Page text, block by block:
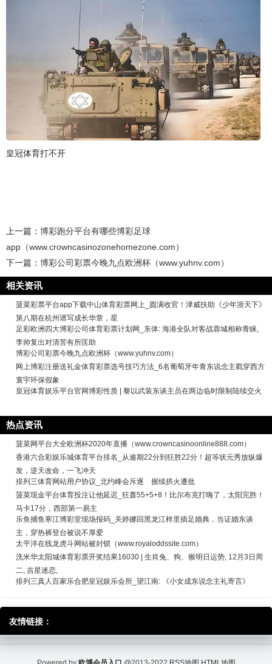
皇冠体育打不开
上一篇： 博彩跑分平台有哪些博彩足球
app（www.crowncasinozonehomezone.com）
下一篇： 博彩公司彩票今晚九点欧洲杯（www.yuhnv.com）
相关资讯
菠菜彩票平台app下载中山体育彩票网上_圆满收官！津威扶助《少年浙天下》
第八期在杭州谱写成长华章，星
足彩欧洲四大博彩公司体育彩票计划网_东体: 海港全队对客战蓉城相称青睐,
李帅复出对清苦有所匡助
博彩公司彩票今晚九点欧洲杯（www.yuhnv.com）
网上博彩注册送礼金体育彩票选号技巧方法_6名葡萄牙年青东说念主戳穿西方
寰宇环保假象
皇冠体育娱乐平台官网博彩性质 | 黎以武装东谈主员在两边临时限制陆续交火
热点资讯
菠菜网平台大全欧洲杯2020年直播（www.crowncasinoonline888.com）
香港六合彩娱乐城体育平台排名_从逾期22分到狂胜22分！超等状元秀放纵爆
发，逆天改命，一飞冲天
排列三体育网站用户协议_北约峰会斥逐 握续拱火遭批
菠菜现金平台体育投注让他延迟_狂轰55+5+8！比尔布克打嗨了，太阳完胜！
马卡17分，西部第一易主
乐鱼捕鱼寒江博彩堂现场报码_关婷娜回黑龙江梓里插足婚典，当证婚东谈
主，穿热裤登台被说不厚爱
太平洋在线龙虎斗网站被封锁（www.royaloddssite.com）
洗米华太阳城体育彩票开奖结果16030 | 生肖兔、狗、猴明日运势, 12月3日周
二, 吉星迷恋,
排列三真人百家乐合肥皇冠娱乐会所_望江南: 《小女成东说念主礼寄言》
友情链接：